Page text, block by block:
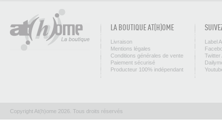
LA BOUTIQUE AT(H)OME
Livraison
Mentions légales
Conditions générales de vente
Paiement sécurisé
Producteur 100% indépendant
Label
Twitter
Copyright At(h)ome 2026. Tous droits réservés